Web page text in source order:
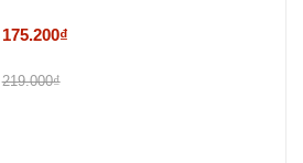
175.200₫
219.000₫